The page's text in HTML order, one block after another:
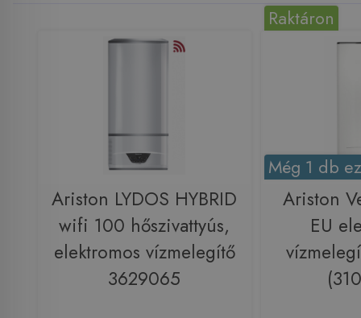
Ariston LYDOS HYBRID
wifi 100 hőszivattyús,
elektromos vízmelegítő
3629065
Raktáron
Még 1 db
Ariston
EU